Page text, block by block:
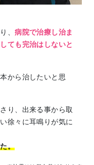
、病院で治療し治ま
ても完治はしないと
から治したいと思
り、出来る事から取
徐々に耳鳴りが気に
。